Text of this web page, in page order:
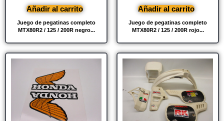
Juego de pegatinas completo
MTX80R2 / 125 / 200R negro...
Añadir al carrito
Juego de pegatinas completo
MTX80R2 / 125 / 200R rojo...
Añadir al carrito